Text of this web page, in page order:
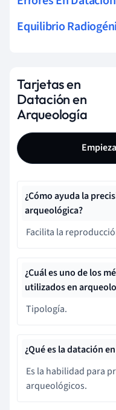
Equilibrio
Tarjetas en
Datación en
Arqueología
¿Cómo ayuda la
arqueológica?
Facilita la
¿Cuál es uno de los
utilizados en
Tipología.
¿Qué es la datación
Es la habilidad para
arqueológicos.